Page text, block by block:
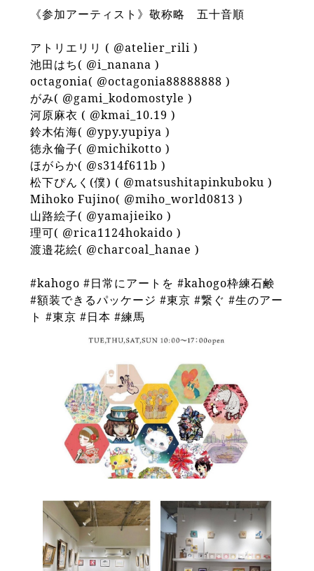
《参加アーティスト》敬称略 五十音順
アトリエリリ ( @atelier_rili )
池田はち( @i_nanana )
octagonia( @octagonia88888888 )
がみ( @gami_kodomostyle )
河原麻衣 ( @kmai_10.19 )
鈴木佑海( @ypy.yupiya )
徳永倫子( @michikotto )
ほがらか( @s314f611b )
松下ぴんく(僕) ( @matsushitapinkuboku )
Mihoko Fujino( @miho_world0813 )
山路絵子( @yamajieiko )
理可( @rica1124hokaido )
渡邉花絵( @charcoal_hanae )
#kahogo #日常にアートを #kahogo枠練石鹸
#額装できるパッケージ #東京 #繋ぐ #生のアー
ト #東京 #日本 #練馬